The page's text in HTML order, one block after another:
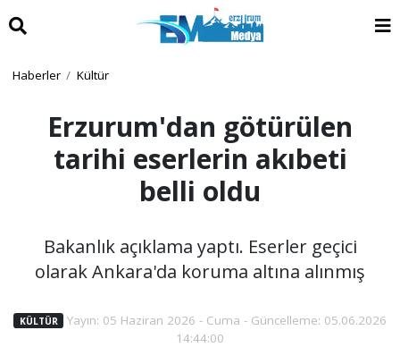
Haberler Kültür
Erzurum'dan götürülen
tarihi eserlerin akıbeti
belli oldu
Bakanlık açıklama yaptı. Eserler geçici
olarak Ankara'da koruma altına alınmış
KÜLTÜR
Yayın: 05 Haziran 2026 - Cuma - Güncelleme: 05.06.2026
14:44:00